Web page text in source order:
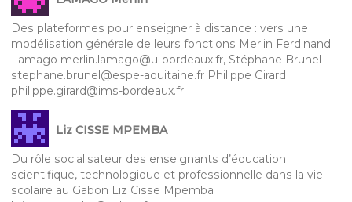
Des plateformes pour enseigner à distance : vers une
modélisation générale de leurs fonctions Merlin Ferdinand
Lamago merlin.lamago@u-bordeaux.fr, Stéphane Brunel
stephane.brunel@espe-aquitaine.fr Philippe Girard
philippe.girard@ims-bordeaux.fr
Liz CISSE MPEMBA
Du rôle socialisateur des enseignants d’éducation
scientifique, technologique et professionnelle dans la vie
scolaire au Gabon Liz Cisse Mpemba